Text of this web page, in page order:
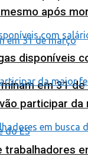
em 31
após
disponíveis
participar